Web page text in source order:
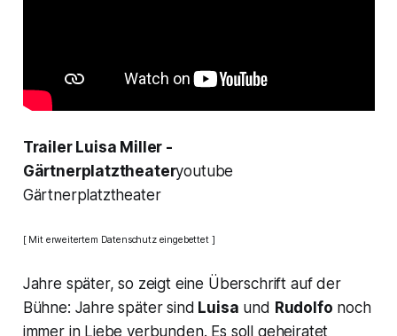
Trailer Luisa Miller -
Gärtnerplatztheateryoutube
Gärtnerplatztheater
[ Mit erweitertem Datenschutz eingebettet ]
Jahre später, so zeigt eine Überschrift auf der
Bühne: Jahre später sind Luisa und Rudolfo noch
immer in Liebe verbunden. Es soll geheiratet